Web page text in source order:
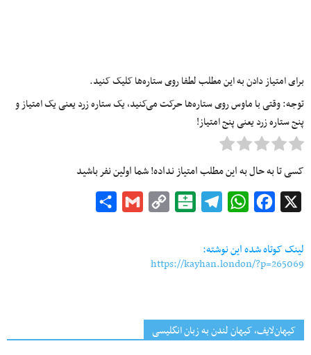
برای امتیاز دادن به این مطلب لطفا روی ستاره‌ها کلیک کنید.
توجه: وقتی با ماوس روی ستاره‌ها حرکت می‌کنید، یک ستاره زرد یعنی یک امتیاز و
پنج ستاره زرد یعنی پنج امتیاز!
کسی تا به حال به این مطلب امتیاز نداده! شما اولین نفر باشید
Facebook
WhatsApp
Telegram
Balatarin
Copy
Gmail
لینک کوتاه شده این نوشته:
https://kayhan.london/?p=265069
کیهان‌لایف، کیهان لندن به زبان انگلیسی